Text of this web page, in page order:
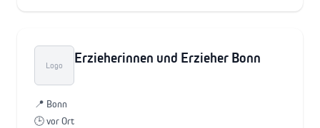
Logo Erzieherinnen und Erzieher Bonn
📍 Bonn
🕒 vor Ort